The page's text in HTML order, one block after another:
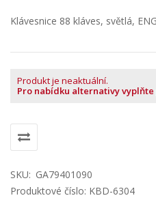
Klávesnice 88 kláves, světlá, ENG
Produkt je neaktuální.
Pro nabídku alternativy
SKU: GA79401090
Produktové číslo: KBD-6304